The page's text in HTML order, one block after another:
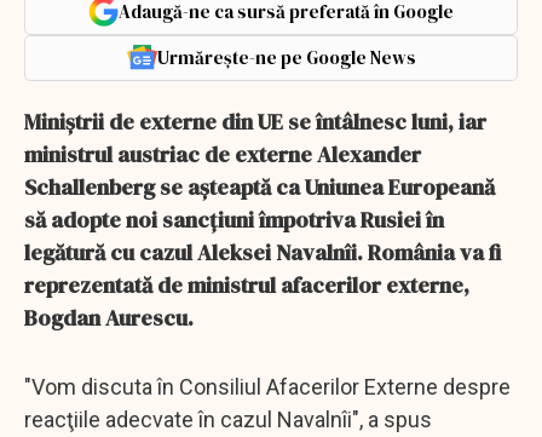
Adaugă-ne ca sursă preferată în Google
Urmărește-ne pe Google News
Miniştrii de externe din UE se întâlnesc luni, iar
ministrul austriac de externe Alexander
Schallenberg se aşteaptă ca Uniunea Europeană
să adopte noi sancţiuni împotriva Rusiei în
legătură cu cazul Aleksei Navalnîi. România va fi
reprezentată de ministrul afacerilor externe,
Bogdan Aurescu.
"Vom discuta în Consiliul Afacerilor Externe despre
reacţiile adecvate în cazul Navalnîi", a spus